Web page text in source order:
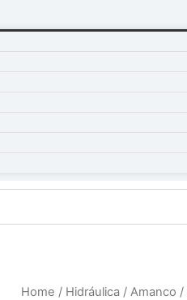
Home / Hidráulica / Amanco /